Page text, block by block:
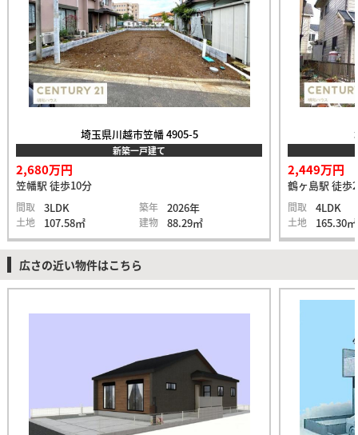
埼玉県川越市笠幡 4905-5
新築一戸建て
2,680万円
笠幡駅 徒歩10分
間取 3LDK 築年 2026年
土地 107.58㎡ 建物 88.29㎡
2,449万円
鶴ヶ島駅 徒歩
間取 4LDK
土地 165.30㎡
広さの近い物件はこちら